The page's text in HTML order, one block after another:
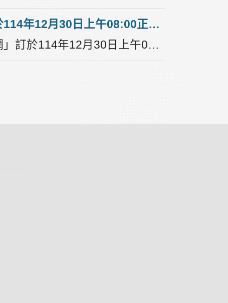
《重要公告》「高雄市殯葬管理處殯葬資訊服務網」訂於114年12月30日上午08:00正式上線啟用。
本處新殯葬資訊系統「高雄市殯葬管理處殯葬資訊服務網」訂於114年12月30日上午08:00正式上線啟用，屆時舊系統「殯儀館、火化場便民E化服務網」將下線停用。114年12月29日20:00～12月30日08:00為新舊系統移轉作業，屆時將暫停系統服務，造成不便，尚請見諒。「高雄市殯葬管理處殯葬資訊服務網」網址為https://funeral.kcg.gov.tw/Kcgwebsite/Frontend/Default.aspx，將於114年12月30日上午08:00開放使用，請民眾多加利用。